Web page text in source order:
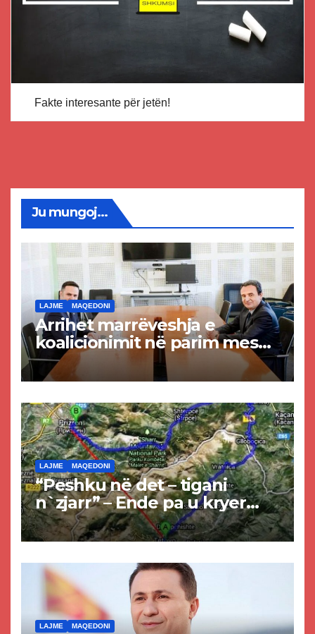
Fakte interesante për jetën!
Ju mungoj...
LAJME MAQEDONI
Arrihet marrëveshja e
koalicionimit në parim mes
Kurtit dhe Abdixhikut
LAJME MAQEDONI
“Peshku në det – tigani
n`zjarr” – Ende pa u kryer
projekti i tunelit, komuna e
Tetovës nis punimet për
LAJME MAQEDONI